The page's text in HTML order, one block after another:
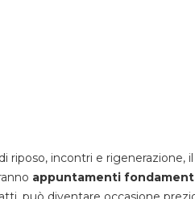
riposo, incontri e
appuntamenti